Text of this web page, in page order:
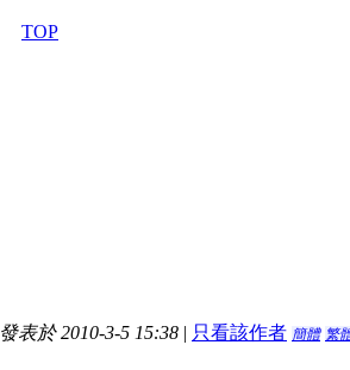
TOP
發表於 2010-3-5 15:38 | 只看該作者 簡體 繁